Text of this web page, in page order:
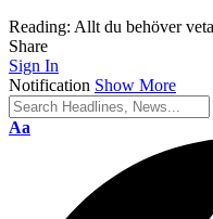
Reading: Allt du behöver
Share
Sign In
Notification Show More
Font
Aa